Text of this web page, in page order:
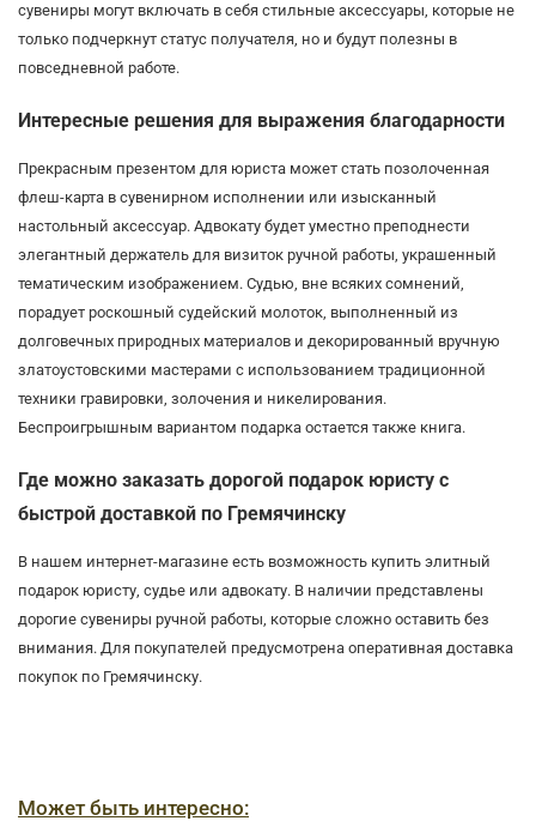
сувениры могут включать в себя стильные аксессуары, которые не
только подчеркнут статус получателя, но и будут полезны в
повседневной работе.
Интересные решения для выражения благодарности
Прекрасным презентом для юриста может стать позолоченная
флеш-карта в сувенирном исполнении или изысканный
настольный аксессуар. Адвокату будет уместно преподнести
элегантный держатель для визиток ручной работы, украшенный
тематическим изображением. Судью, вне всяких сомнений,
порадует роскошный судейский молоток, выполненный из
долговечных природных материалов и декорированный вручную
златоустовскими мастерами с использованием традиционной
техники гравировки, золочения и никелирования.
Беспроигрышным вариантом подарка остается также книга.
Где можно заказать дорогой подарок юристу с
быстрой доставкой по Гремячинску
В нашем интернет-магазине есть возможность купить элитный
подарок юристу, судье или адвокату. В наличии представлены
дорогие сувениры ручной работы, которые сложно оставить без
внимания. Для покупателей предусмотрена оперативная доставка
покупок по Гремячинску.
Может быть интересно: